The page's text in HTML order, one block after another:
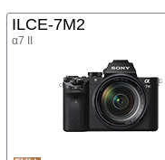
ILCE-7M2
α7 II